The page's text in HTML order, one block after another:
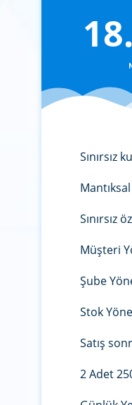
Sınırsız
Sınırsız
Müşteri
Şube
Stok
Satış
2 Adet